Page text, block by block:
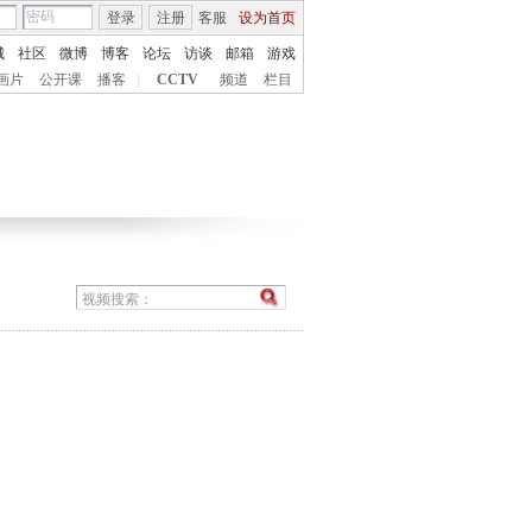
客服 设为首页
登录 注册
社区 微博 博客 论坛 访谈 邮箱
游戏
片
公开课 播客 CCTV 频道 栏目